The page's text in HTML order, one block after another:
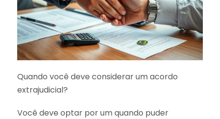
Quando você deve considerar um acordo
extrajudicial?
Você deve optar por um quando puder